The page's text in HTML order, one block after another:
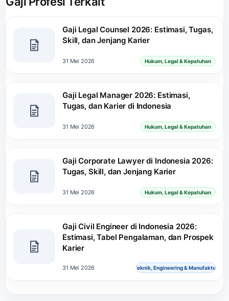
Gaji Legal Counsel 2026: Estimasi, Tugas,
Skill, dan Jenjang Karier
31 Mei 2026 Hukum, Legal & Kepatuhan
Gaji Legal Manager 2026: Estimasi,
Tugas, dan Karier di Indonesia
31 Mei 2026 Hukum, Legal & Kepatuhan
Gaji Corporate Lawyer di Indonesia 2026:
Tugas, Skill, dan Jenjang Karier
31 Mei 2026 Hukum, Legal & Kepatuhan
Gaji Civil Engineer di Indonesia 2026:
Estimasi, Tabel Pengalaman, dan Prospek
Karier
31 Mei 2026 Teknik, Engineering & Manufaktur